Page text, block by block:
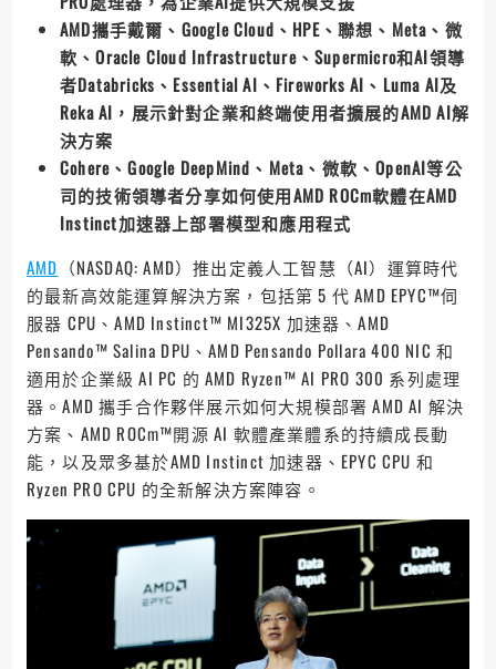
AMD攜手戴爾、Google Cloud、HPE、聯想、Meta、微
軟、Oracle Cloud Infrastructure、Supermicro和AI領導
者Databricks、Essential AI、Fireworks AI、Luma AI及
Reka AI，展示針對企業和終端使用者擴展的AMD AI解
決方案
Cohere、Google DeepMind、Meta、微軟、OpenAI等公
司的技術領導者分享如何使用AMD ROCm軟體在AMD
Instinct加速器上部署模型和應用程式
AMD （NASDAQ: AMD）推出定義人工智慧（AI）運算時代
的最新高效能運算解決方案，包括第 5 代 AMD EPYC™伺
服器 CPU、AMD Instinct™ MI325X 加速器、AMD
Pensando™ Salina DPU、AMD Pensando Pollara 400 NIC 和
適用於企業級 AI PC 的 AMD Ryzen™ AI PRO 300 系列處理
器。AMD 攜手合作夥伴展示如何大規模部署 AMD AI 解決
方案、AMD ROCm™開源 AI 軟體產業體系的持續成長動
能，以及眾多基於AMD Instinct 加速器、EPYC CPU 和
Ryzen PRO CPU 的全新解決方案陣容。